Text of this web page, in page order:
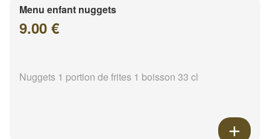
Menu enfant nuggets
9.00 €
Nuggets 1 portion de frites 1 boisson 33 cl